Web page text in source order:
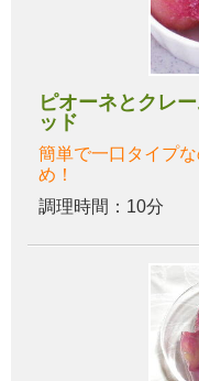
ピオーネとクレ
ッド
簡単で一口タイプ
め！
調理時間：10分